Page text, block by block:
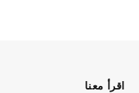
اقرأ معنا